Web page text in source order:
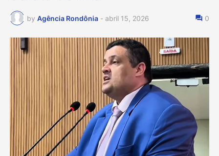
by Agência Rondônia - abril 15, 2026 0